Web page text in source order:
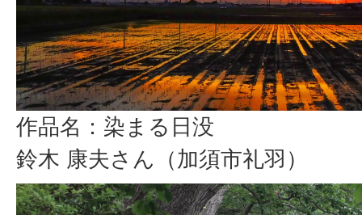
作品名：染まる日没
鈴木 康夫さん（加須市礼羽）